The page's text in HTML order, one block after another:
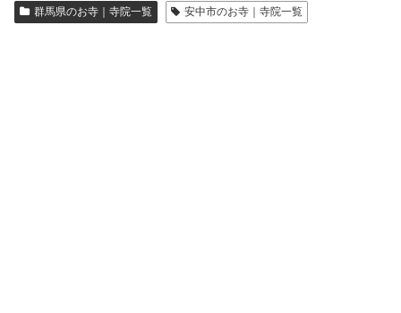
群馬県のお寺｜寺院一覧 安中市のお寺｜寺院一覧